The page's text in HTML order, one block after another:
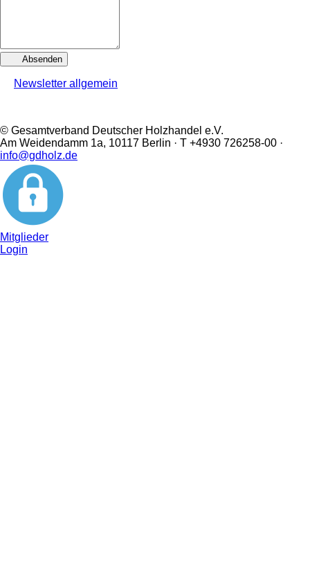
Absenden
Newsletter allgemein
© Gesamtverband Deutscher Holzhandel e.V.
Am Weidendamm 1a, 10117 Berlin · T +4930 726258-00 ·
info@gdholz.de
Mitglieder
Login